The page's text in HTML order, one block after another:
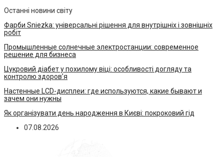
Останні новини світу
Фарби Sniezka: універсальні рішення для внутрішніх і зовнішніх
робіт
Промышленные солнечные электростанции: современное
решение для бизнеса
Цукровий діабет у похилому віці: особливості догляду та
контролю здоров’я
Настенные LCD-дисплеи: где используются, какие бывают и
зачем они нужны
Як організувати день народження в Києві: покроковий гід
07.08.2026